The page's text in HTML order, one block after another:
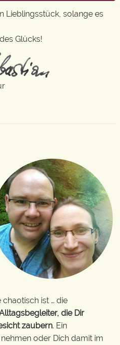
Lieblingsstück, solange es
Glücks!
ist … die
die Dir
zaubern. Ein
oder Dich damit im